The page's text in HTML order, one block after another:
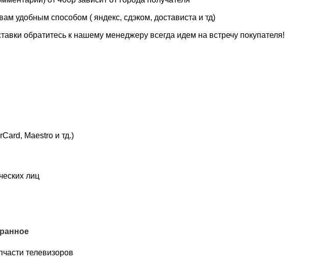
удобным способом ( яндекс, сдэком, достависта и тд)
обратитесь к нашему менеджеру всегда идем на встречу покупателя!
Maestro и тд.)
лиц
телевизоров